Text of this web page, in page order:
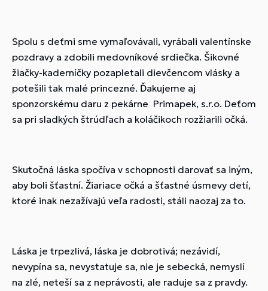
Spolu s deťmi sme vymaľovávali, vyrábali valentínske
pozdravy a zdobili medovníkové srdiečka. Šikovné
žiačky-kaderníčky pozapletali dievčencom vlásky a
potešili tak malé princezné. Ďakujeme aj
sponzorskému daru z pekárne Primapek, s.r.o. Deťom
sa pri sladkých štrúdľach a koláčikoch rozžiarili očká.
Skutočná láska spočíva v schopnosti darovať sa iným,
aby boli šťastní. Žiariace očká a šťastné úsmevy detí,
ktoré inak nezažívajú veľa radosti, stáli naozaj za to.
Láska je trpezlivá, láska je dobrotivá; nezávidí,
nevypína sa, nevystatuje sa, nie je sebecká, nemyslí
na zlé, neteší sa z neprávosti, ale raduje sa z pravdy.